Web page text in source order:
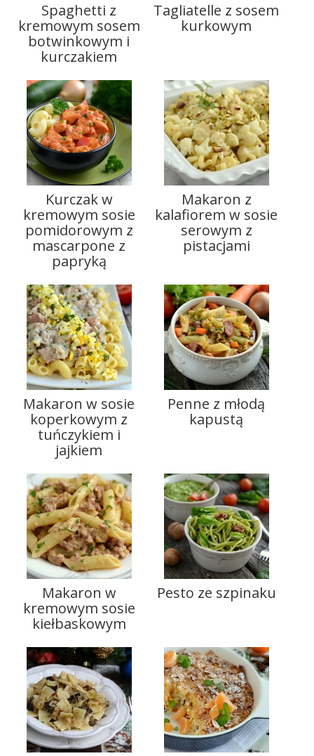
Spaghetti z
kremowym sosem
botwinkowym i
kurczakiem
Tagliatelle z sosem
kurkowym
Kurczak w
kremowym sosie
pomidorowym z
mascarpone z
papryką
Makaron z
kalafiorem w sosie
serowym z
pistacjami
Makaron w sosie
koperkowym z
tuńczykiem i
jajkiem
Penne z młodą
kapustą
Makaron w
kremowym sosie
kiełbaskowym
Pesto ze szpinaku